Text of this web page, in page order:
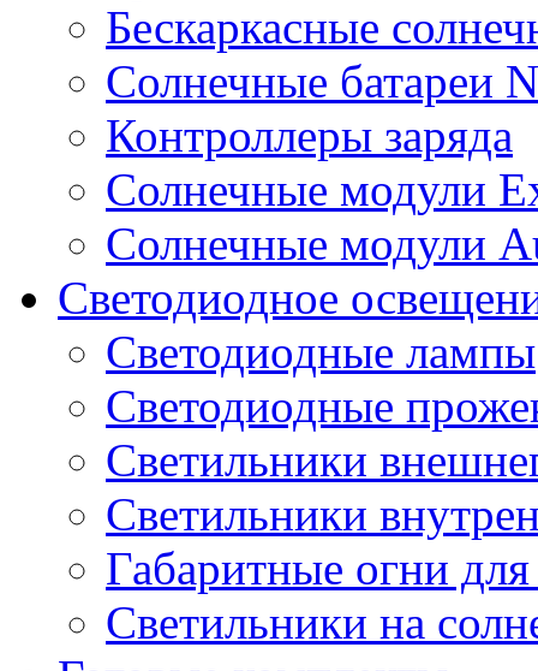
Бескаркасные
Солнечные батареи
Контроллеры заряда
Солнечные модули
Солнечные модули
Светодиодное
Светодиодные лампы
Светодиодные
Светильники
Светильники
Габаритные огни
Светильники на